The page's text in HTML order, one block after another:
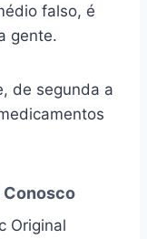
falso, é
gente.
de segunda a
Conosco
Original